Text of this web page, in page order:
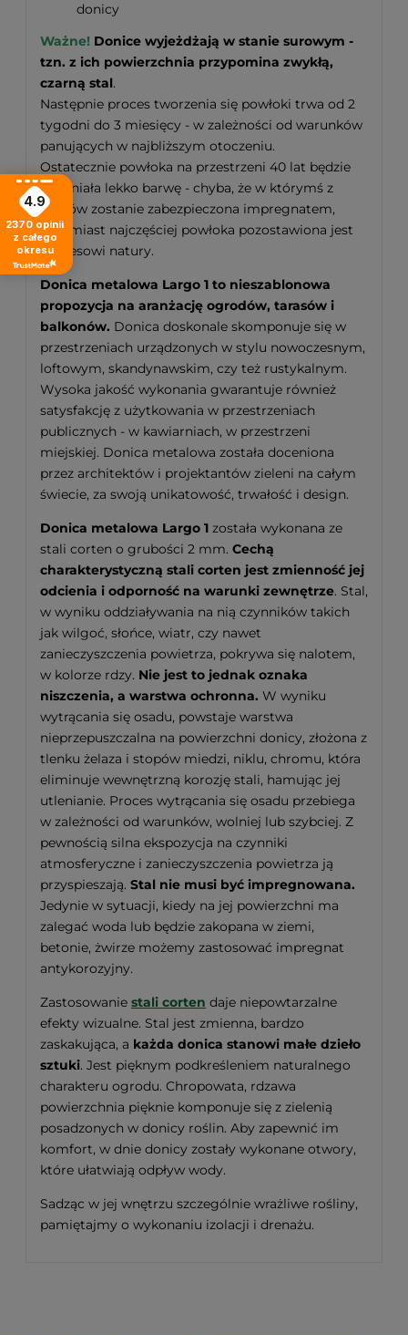
donicy
Ważne! Donice wyjeżdżają w stanie surowym -
tzn. z ich powierzchnia przypomina zwykłą,
czarną stal.
Następnie proces tworzenia się powłoki trwa od 2
tygodni do 3 miesięcy - w zależności od warunków
panujących w najbliższym otoczeniu.
Ostatecznie powłoka na przestrzeni 40 lat będzie
zmieniała lekko barwę - chyba, że w którymś z
etapów zostanie zabezpieczona impregnatem,
natomiast najczęściej powłoka pozostawiona jest
procesowi natury.
Donica metalowa Largo 1 to nieszablonowa
propozycja na aranżację ogrodów, tarasów i
balkonów. Donica doskonale skomponuje się w
przestrzeniach urządzonych w stylu nowoczesnym,
loftowym, skandynawskim, czy też rustykalnym.
Wysoka jakość wykonania gwarantuje również
satysfakcję z użytkowania w przestrzeniach
publicznych - w kawiarniach, w przestrzeni
miejskiej. Donica metalowa została doceniona
przez architektów i projektantów zieleni na całym
świecie, za swoją unikatowość, trwałość i design.
Donica metalowa Largo 1 została wykonana ze
stali corten o grubości 2 mm. Cechą
charakterystyczną stali corten jest zmienność jej
odcienia i odporność na warunki zewnętrze. Stal,
w wyniku oddziaływania na nią czynników takich
jak wilgoć, słońce, wiatr, czy nawet
zanieczyszczenia powietrza, pokrywa się nalotem,
w kolorze rdzy. Nie jest to jednak oznaka
niszczenia, a warstwa ochronna. W wyniku
wytrącania się osadu, powstaje warstwa
nieprzepuszczalna na powierzchni donicy, złożona z
tlenku żelaza i stopów miedzi, niklu, chromu, która
eliminuje wewnętrzną korozję stali, hamując jej
utlenianie. Proces wytrącania się osadu przebiega
w zależności od warunków, wolniej lub szybciej. Z
pewnością silna ekspozycja na czynniki
atmosferyczne i zanieczyszczenia powietrza ją
przyspieszają. Stal nie musi być impregnowana.
Jedynie w sytuacji, kiedy na jej powierzchni ma
zalegać woda lub będzie zakopana w ziemi,
betonie, żwirze możemy zastosować impregnat
antykorozyjny.
Zastosowanie stali corten daje niepowtarzalne
efekty wizualne. Stal jest zmienna, bardzo
zaskakująca, a każda donica stanowi małe dzieło
sztuki. Jest pięknym podkreśleniem naturalnego
charakteru ogrodu. Chropowata, rdzawa
powierzchnia pięknie komponuje się z zielenią
posadzonych w donicy roślin. Aby zapewnić im
komfort, w dnie donicy zostały wykonane otwory,
które ułatwiają odpływ wody.
Sadząc w jej wnętrzu szczególnie wrażliwe rośliny,
pamiętajmy o wykonaniu izolacji i drenażu.
4.9
2370 opinii
z całego
okresu